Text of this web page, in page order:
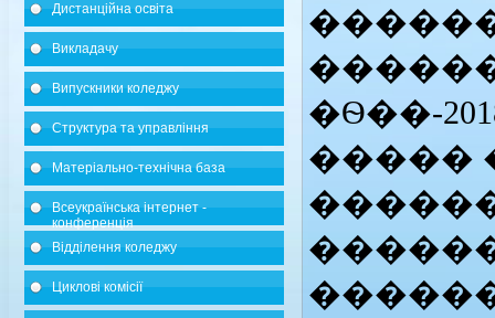
Дистанційна освіта
Викладачу
Випускники коледжу
Структура та управління
Матеріально-технічна база
Всеукраїнська інтернет -
конференція
Відділення коледжу
Циклові комісії
�Ѳ��-
�����